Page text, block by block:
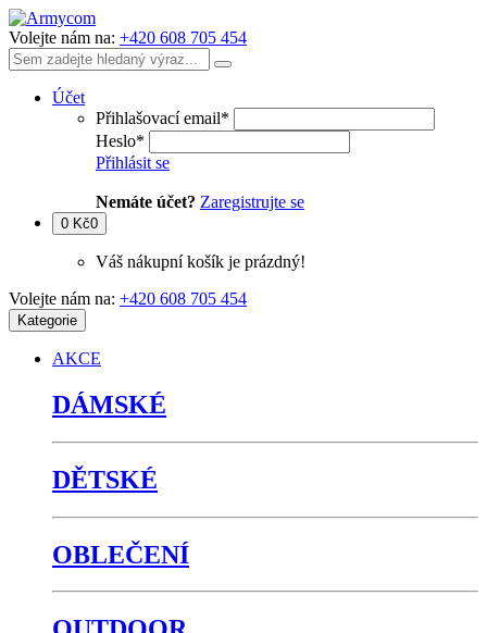
Volejte nám na: +420 608 705 454
Účet
Přihlašovací email*
Heslo*
Přihlásit se
Nemáte účet? Zaregistrujte se
0 Kč0
Váš nákupní košík je prázdný!
Volejte nám na: +420 608 705 454
Kategorie
AKCE
DÁMSKÉ
DĚTSKÉ
OBLEČENÍ